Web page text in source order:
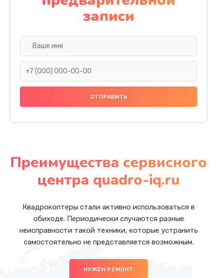
записи
Преимущества сервисного
центра quadro-iq.ru
Квадрокоптеры стали активно использоваться в
обиходе. Периодически случаются разные
неисправности такой техники, которые устранить
самостоятельно не представляется возможным.
НУЖЕН РЕМОНТ